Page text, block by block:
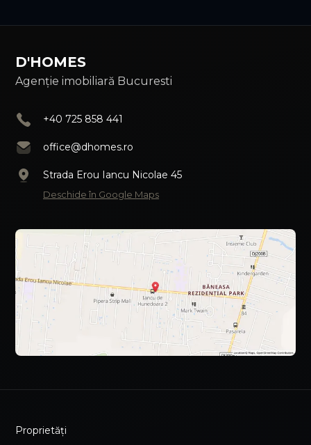
D'HOMES
Agenție imobiliară Bucuresti
+40 725 858 441
office@dhomes.ro
Strada Erou Iancu Nicolae 45
Deschide în Google Maps
Proprietăți